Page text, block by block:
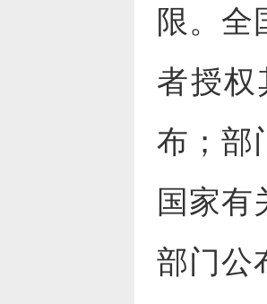
限。全
者授
布；部
国家有
部门公